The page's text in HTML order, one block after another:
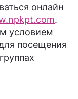
онлайн
.
условием
посещения